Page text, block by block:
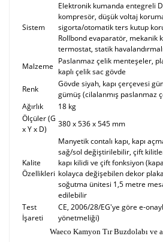
Sistem
Elektronik kumanda entegreli
kompresör, düşük voltaj
sigorta/otomatik ters kutup
Rollbond evaparatör, mekanik
termostat, statik
Malzeme
Paslanmaz çelik menteşeler,
kaplı çelik sac gövde
Renk
Gövde siyah, kapı çerçevesi
gümüş (cilalanmış paslanmaz
Ağırlık
18 kg
Ölçüler (G
x Y x D)
380 x 536 x 545 mm
Kalite
Özellikleri
Manyetik contalı kapı, kapı
sağ/sol değiştirilebilir, çift
kapı kilidi ve çift fonksiyon
kolayca değişebilen dekor
soğutma ünitesi 1,5 metre
edilebilir
Test
İşareti
CE, 2006/28/EG'ye göre e-
yönetmeliği)
Waeco Kamyon Tır Buzdolabı ve